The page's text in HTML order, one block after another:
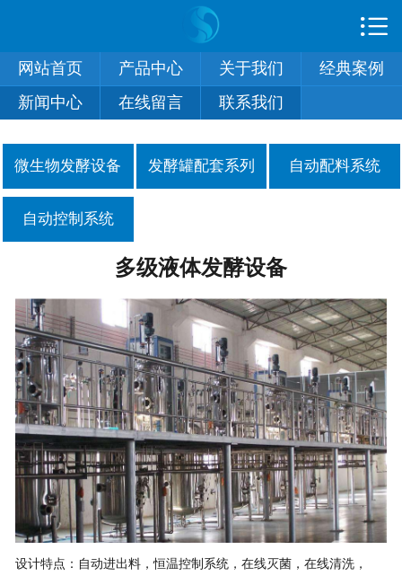
产品中心
关于我们
经典案例
联系我们

网站首页 产品中心 关于我们
经典案例
新闻中心
在线留言 联系我们
微生物发酵设备 发酵罐配套系列 自动配料系统
自动控制系统
多级液体发酵设备
设计特点：自动进出料，恒温控制系统，在线灭菌，在线清洗，